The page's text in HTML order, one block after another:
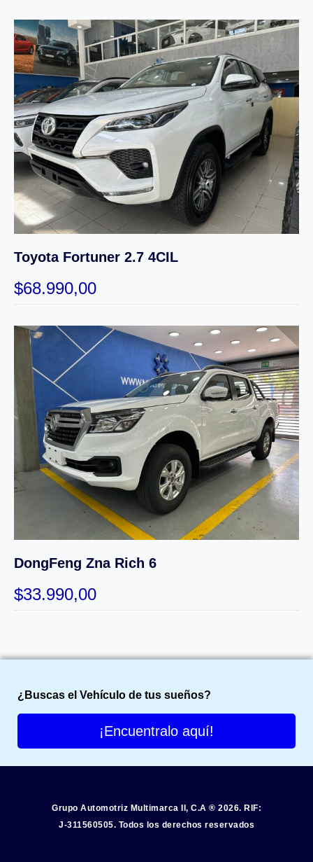
Toyota Fortuner 2.7 4CIL
$68.990,00
DongFeng Zna Rich 6
$33.990,00
¿Buscas el Vehículo de tus sueños?
¡Encuentralo aquí!
Grupo Automotriz Multimarca II, C.A ® 2026. RIF:
J-311560505. Todos los derechos reservados